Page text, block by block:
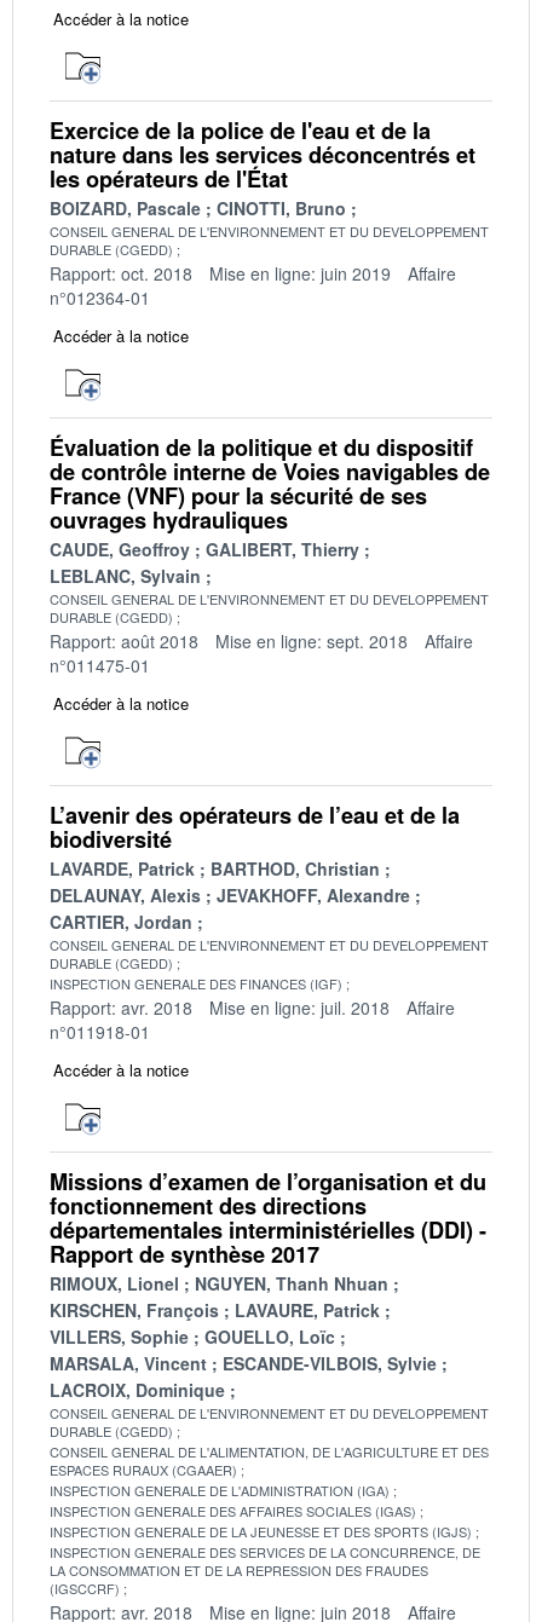
Accéder à la notice
Exercice de la police de l'eau et de la
nature dans les services déconcentrés et
les opérateurs de l'État
BOIZARD, Pascale CINOTTI, Bruno
CONSEIL GENERAL DE L'ENVIRONNEMENT ET DU DEVELOPPEMENT
DURABLE (CGEDD)
Rapport: oct. 2018 Mise en ligne: juin 2019
Affaire
n°012364-01
Accéder à la notice
Évaluation de la politique et du dispositif
de contrôle interne de Voies navigables de
France (VNF) pour la sécurité de ses
ouvrages hydrauliques
CAUDE, Geoffroy
GALIBERT, Thierry
LEBLANC, Sylvain
CONSEIL GENERAL DE L'ENVIRONNEMENT ET DU DEVELOPPEMENT
DURABLE (CGEDD)
Rapport: août 2018 Mise en ligne: sept. 2018
Affaire
n°011475-01
Accéder à la notice
L’avenir des opérateurs de l’eau et de la
biodiversité
LAVARDE, Patrick
BARTHOD, Christian
DELAUNAY, Alexis
JEVAKHOFF, Alexandre
CARTIER, Jordan
CONSEIL GENERAL DE L'ENVIRONNEMENT ET DU DEVELOPPEMENT
DURABLE (CGEDD)
INSPECTION GENERALE DES FINANCES (IGF)
Rapport: avr. 2018 Mise en ligne: juil. 2018
Affaire
n°011918-01
Accéder à la notice
Missions d’examen de l’organisation et du
fonctionnement des directions
départementales interministérielles (DDI) -
Rapport de synthèse 2017
RIMOUX, Lionel
NGUYEN, Thanh Nhuan
KIRSCHEN, François
LAVAURE, Patrick
VILLERS, Sophie
GOUELLO, Loïc
MARSALA, Vincent
ESCANDE-VILBOIS, Sylvie
LACROIX, Dominique
CONSEIL GENERAL DE L'ENVIRONNEMENT ET DU DEVELOPPEMENT
DURABLE (CGEDD)
CONSEIL GENERAL DE L'ALIMENTATION, DE L'AGRICULTURE ET DES
ESPACES RURAUX (CGAAER)
INSPECTION GENERALE DE L'ADMINISTRATION (IGA)
INSPECTION GENERALE DES AFFAIRES SOCIALES (IGAS)
INSPECTION GENERALE DE LA JEUNESSE ET DES SPORTS (IGJS)
INSPECTION GENERALE DES SERVICES DE LA CONCURRENCE, DE
LA CONSOMMATION ET DE LA REPRESSION DES FRAUDES
(IGSCCRF)
Rapport: avr. 2018 Mise en ligne: juin 2018 Affaire